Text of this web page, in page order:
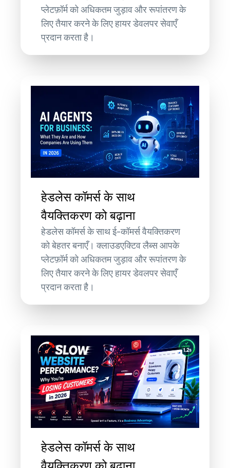
प्लेटफ़ॉर्म को अधिकतम जुड़ाव और रूपांतरण के
लिए तैयार करने के लिए हायर डेवलपर सेवाएँ
प्रदान करता है।
हेडलेस कॉमर्स के साथ
वैयक्तिकरण को बढ़ाना
हेडलेस कॉमर्स के साथ ई-कॉमर्स वैयक्तिकरण
को बेहतर बनाएँ। क्लाउडएक्टिव लैब्स आपके
प्लेटफ़ॉर्म को अधिकतम जुड़ाव और रूपांतरण के
लिए तैयार करने के लिए हायर डेवलपर सेवाएँ
प्रदान करता है।
हेडलेस कॉमर्स के साथ